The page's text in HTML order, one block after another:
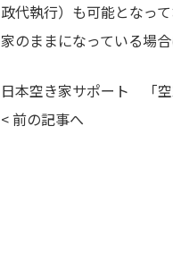
政代執行）も可能となっ
家のままになっている場
日本空き家サポート 「
<前の記事へ